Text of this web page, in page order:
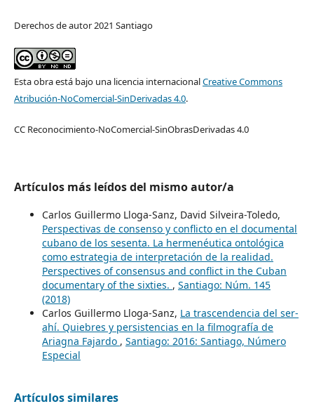
Derechos de autor 2021 Santiago
Esta obra está bajo una licencia internacionalCreative Commons
Atribución-NoComercial-SinDerivadas 4.0.
CC Reconocimiento-NoComercial-SinObrasDerivadas 4.0
Artículos más leídos del mismo autor/a
Carlos Guillermo Lloga-Sanz, David Silveira-Toledo,
Perspectivas de consenso y conflicto en el documental
cubano de los sesenta. La hermenéutica ontológica
como estrategia de interpretación de la realidad.
Perspectives of consensus and conflict in the Cuban
documentary of the sixties. , Santiago: Núm. 145
(2018)
Carlos Guillermo Lloga-Sanz, La trascendencia del ser-
ahí. Quiebres y persistencias en la filmografía de
Ariagna Fajardo , Santiago: 2016: Santiago, Número
Especial
Artículos similares